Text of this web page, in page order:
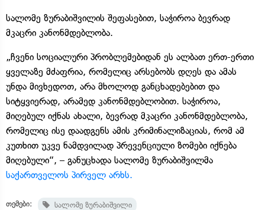
სალომე ზურაბიშვილის შეფასებით, საჭიროა ბევრად
მკაცრი კანონმდებლობა.
„ჩვენი სოციალური პრობლემებიდან ეს ალბათ ერთ-ერთი
ყველაზე მძაფრია, რომელიც არსებობს დღეს და ამას
უნდა მივხედოთ, არა მხოლოდ განცხადებებით და
სიტყვიერად, არამედ კანონმდებლობით. საჭიროა,
მიღებულ იქნას ახალი, ბევრად მკაცრი კანონმდებლობა,
რომელიც ისე დაადგენს ამის კრიმინალიზაციას, რომ ამ
კუთხით უკვე ნამდვილად პრევენციული ზომები იქნება
მიღებული“, – განუცხადა სალომე ზურაბიშვილმა
საქართველოს პირველ არხს.
თემები: სალომე ზურაბიშვილი